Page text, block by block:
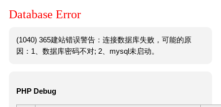
Database Error
(1040) 365建站错误警告：连接数据库失败，可能的原
因：1、数据库密码不对; 2、mysql未启动。
PHP Debug